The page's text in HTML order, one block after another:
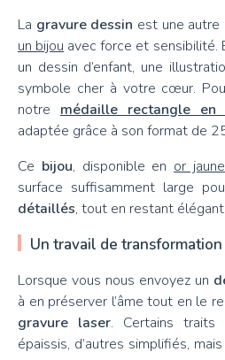
La gravure dessin est une autre
un bijou avec force et sensibilité.
un dessin d’enfant, une
symbole cher à votre cœur.
notre médaille rectangle en
adaptée grâce à son format de
Ce bijou, disponible en or jaune
surface suffisamment large
détaillés, tout en restant
Un travail de
Lorsque vous nous envoyez un
à en préserver l’âme tout en le
gravure laser. Certains
épaissis, d’autres simplifiés,